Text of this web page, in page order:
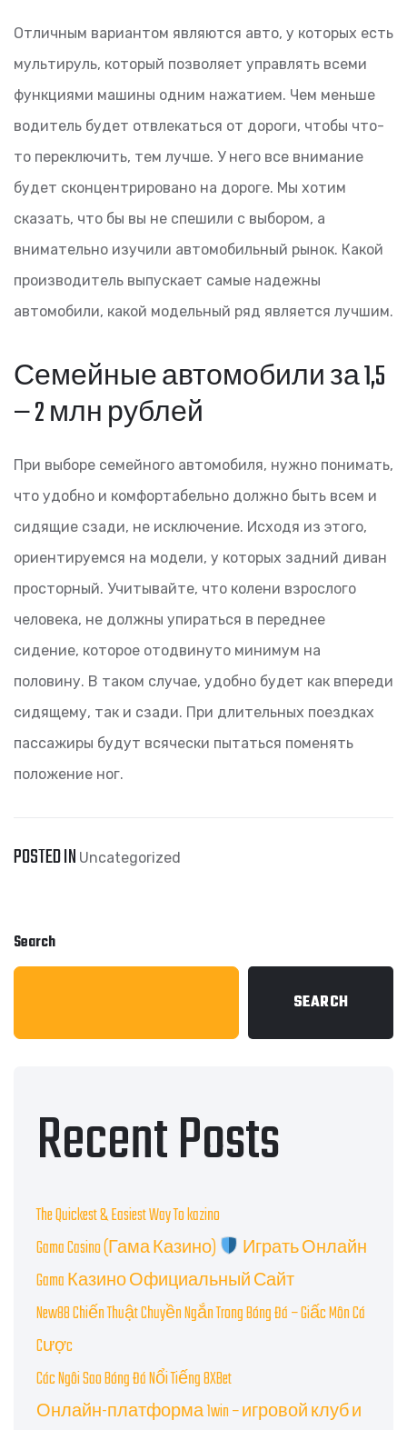
Отличным вариантом являются авто, у которых есть
мультируль, который позволяет управлять всеми
функциями машины одним нажатием. Чем меньше
водитель будет отвлекаться от дороги, чтобы что-
то переключить, тем лучше. У него все внимание
будет сконцентрировано на дороге. Мы хотим
сказать, что бы вы не спешили с выбором, а
внимательно изучили автомобильный рынок. Какой
производитель выпускает самые надежны
автомобили, какой модельный ряд является лучшим.
Семейные автомобили за 1,5
— 2 млн рублей
При выборе семейного автомобиля, нужно понимать,
что удобно и комфортабельно должно быть всем и
сидящие сзади, не исключение. Исходя из этого,
ориентируемся на модели, у которых задний диван
просторный. Учитывайте, что колени взрослого
человека, не должны упираться в переднее
сидение, которое отодвинуто минимум на
половину. В таком случае, удобно будет как впереди
сидящему, так и сзади. При длительных поездках
пассажиры будут всячески пытаться поменять
положение ног.
POSTED IN Uncategorized
Search
SEARCH
Recent Posts
The Quickest & Easiest Way To kazino
Gama Casino (Гама Казино)
Играть Онлайн
Gama Казино Официальный Сайт
New88 Chiến Thuật Chuyền Ngắn Trong Bóng Đá – Giấc Môn Cá
Cược
Các Ngôi Sao Bóng Đá Nổi Tiếng 8XBet
Онлайн-платформа 1win – игровой клуб и